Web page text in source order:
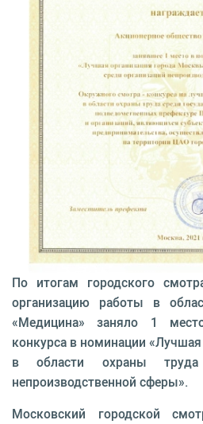
По итогам городского
организацию работы в
«Медицина» заняло 1
конкурса в номинации
в области охраны труда
непроизводственной сферы».
Московский городской